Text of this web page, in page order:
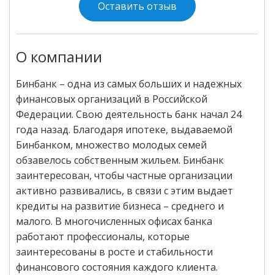
Оставить отзыв
О компании
Бинбанк – одна из самых больших и надежных
финансовых организаций в Российской
Федерации. Свою деятельность банк начал 24
года назад. Благодаря ипотеке, выдаваемой
Бинбанком, множество молодых семей
обзавелось собственным жильем. Бинбанк
заинтересован, чтобы частные организации
активно развивались, в связи с этим выдает
кредиты на развитие бизнеса – среднего и
малого. В многочисленных офисах банка
работают профессионалы, которые
заинтересованы в росте и стабильности
финансового состояния каждого клиента.